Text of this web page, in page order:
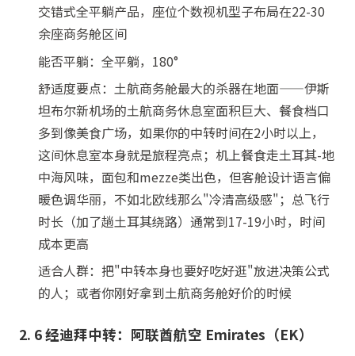
交错式全平躺产品，座位个数视机型子布局在22-30
余座商务舱区间
能否平躺：全平躺，180°
舒适度要点：土航商务舱最大的杀器在地面——伊斯
坦布尔新机场的土航商务休息室面积巨大、餐食档口
多到像美食广场，如果你的中转时间在2小时以上，
这间休息室本身就是旅程亮点；机上餐食走土耳其-地
中海风味，面包和mezze类出色，但客舱设计语言偏
暖色调华丽，不如北欧线那么"冷清高级感"；总飞行
时长（加了趟土耳其绕路）通常到17-19小时，时间
成本更高
适合人群：把"中转本身也要好吃好逛"放进决策公式
的人；或者你刚好拿到土航商务舱好价的时候
2. 6 经迪拜中转：阿联酋航空 Emirates（EK）